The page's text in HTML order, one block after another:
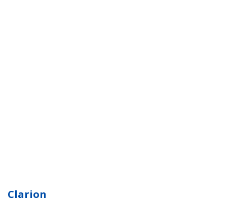
Clarion